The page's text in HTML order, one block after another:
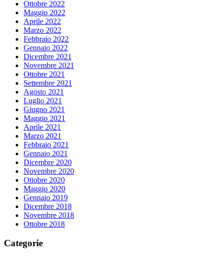
Ottobre 2022
Maggio 2022
Aprile 2022
Marzo 2022
Febbraio 2022
Gennaio 2022
Dicembre 2021
Novembre 2021
Ottobre 2021
Settembre 2021
Agosto 2021
Luglio 2021
Giugno 2021
Maggio 2021
Aprile 2021
Marzo 2021
Febbraio 2021
Gennaio 2021
Dicembre 2020
Novembre 2020
Ottobre 2020
Maggio 2020
Gennaio 2019
Dicembre 2018
Novembre 2018
Ottobre 2018
Categorie